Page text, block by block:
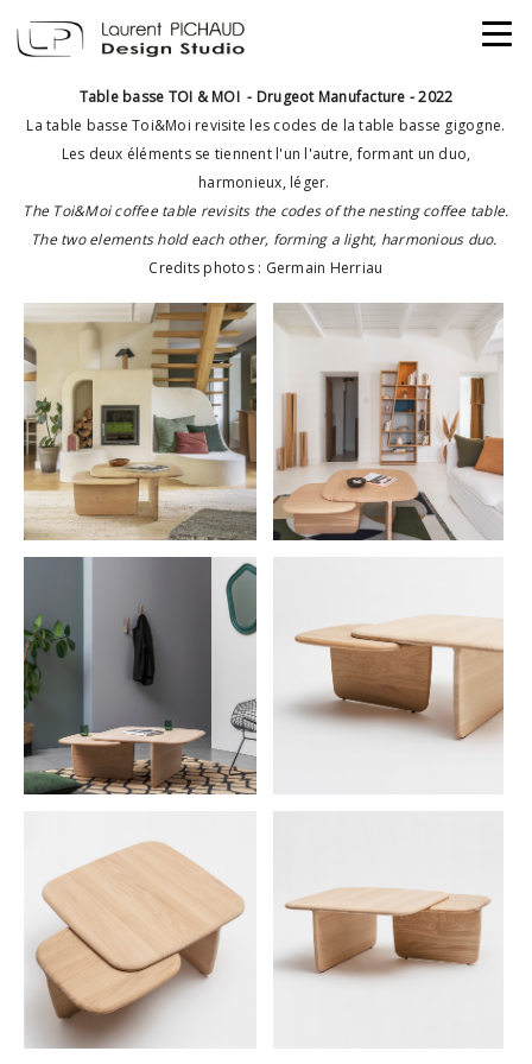
Table basse TOI & MOI - Drugeot Manufacture - 2022
La table basse Toi&Moi revisite les codes de la table basse gigogne.
Les deux éléments se tiennent l'un l'autre, formant un duo,
harmonieux, léger.
The Toi&Moi coffee table revisits the codes of the nesting coffee table.
The two elements hold each other, forming a light, harmonious duo.
Credits photos : Germain Herriau